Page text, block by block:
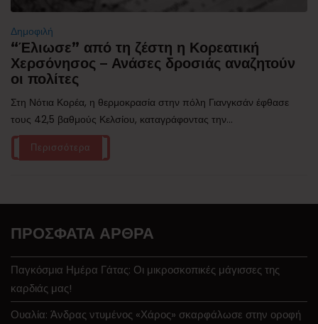
Δημοφιλή
“Έλιωσε” από τη ζέστη η Κορεατική
Χερσόνησος – Ανάσες δροσιάς αναζητούν
οι πολίτες
Στη Νότια Κορέα, η θερμοκρασία στην πόλη Γιανγκσάν έφθασε
τους 42,5 βαθμούς Κελσίου, καταγράφοντας την...
Περισσότερα
ΠΡΌΣΦΑΤΑ ΆΡΘΡΑ
Παγκόσμια Ημέρα Γάτας: Οι μικροσκοπικές μάγισσες της
καρδιάς μας!
Ουαλία: Άνδρας ντυμένος «Χάρος» σκαρφάλωσε στην οροφή